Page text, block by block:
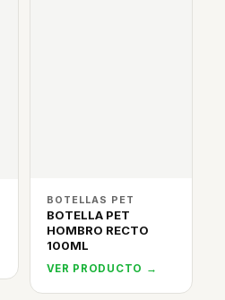
BOTELLAS PET
BOTELLA PET
HOMBRO RECTO
100ML
VER PRODUCTO →